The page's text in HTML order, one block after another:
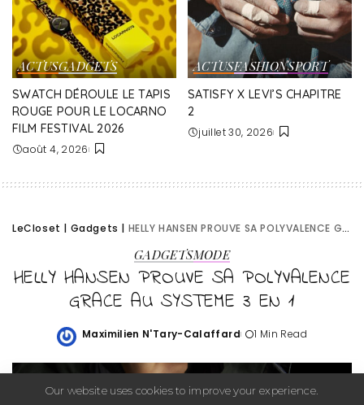
ACTUSGADGETS
SWATCH DÉROULE LE TAPIS
ROUGE POUR LE LOCARNO
FILM FESTIVAL 2026
août 4, 2026
ACTUSFASHIONSPORT
SATISFY X LEVI’S CHAPITRE
2
juillet 30, 2026
LeCloset | Gadgets | HELLY HANSEN PROUVE SA POLYVALENCE GRACE AU SYSTEME 3 EN 1
GADGETSMODE
HELLY HANSEN PROUVE SA POLYVALENCE
GRACE AU SYSTEME 3 EN 1
Posted
Maximilien N'Tary-Calaffard 1 Min Read
Our website uses cookies to improve your experience.